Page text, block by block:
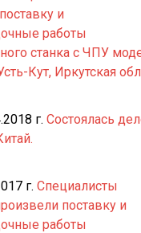
и
работы
станка с ЧПУ
Кут, Иркутская
г. Состоялась
г. Специалисты
поставку и
работы